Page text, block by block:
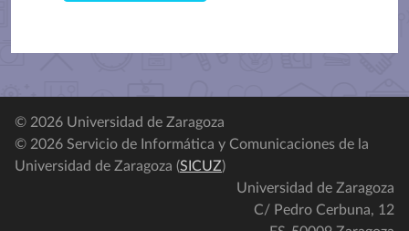
© 2026 Universidad de Zaragoza
© 2026 Servicio de Informática y Comunicaciones de la
Universidad de Zaragoza (SICUZ)
Universidad de Zaragoza
C/ Pedro Cerbuna, 12